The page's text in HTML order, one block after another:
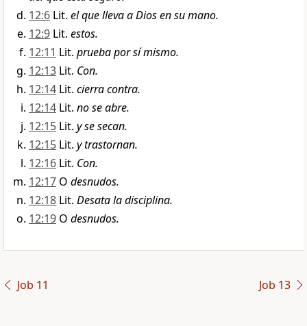
12:6 Lit. el que lleva a Dios en su mano.
12:9 Lit. estos.
12:11 Lit. prueba por sí mismo.
12:13 Lit. Con.
12:14 Lit. cierra contra.
12:14 Lit. no se abre.
12:15 Lit. y se secan.
12:15 Lit. y trastornan.
12:16 Lit. Con.
12:17 O desnudos.
12:18 Lit. Desata la disciplina.
12:19 O desnudos.
Job 11 Job 13